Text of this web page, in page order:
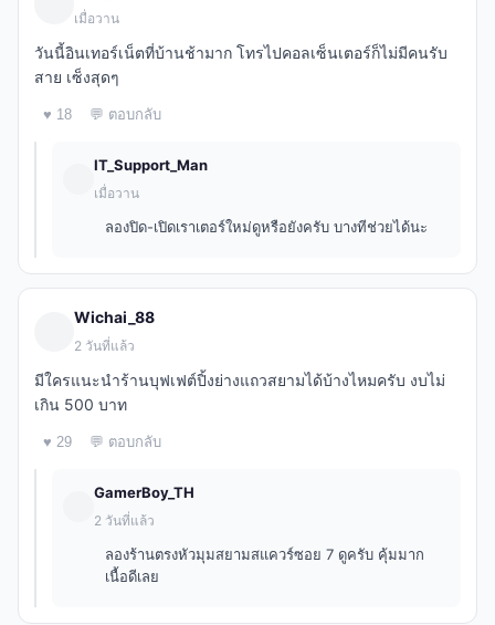
เมื่อวาน
วันนี้อินเทอร์เน็ตที่บ้านช้ามาก โทรไปคอลเซ็นเตอร์ก็ไม่มีคนรับ
สาย เซ็งสุดๆ
♥ 18 💬 ตอบกลับ
IT_Support_Man
เมื่อวาน
ลองปิด-เปิดเราเตอร์ใหม่ดูหรือยังครับ บางทีช่วยได้นะ
Wichai_88
2 วันที่แล้ว
มีใครแนะนำร้านบุฟเฟต์ปิ้งย่างแถวสยามได้บ้างไหมครับ งบไม่
เกิน 500 บาท
♥ 29 💬 ตอบกลับ
GamerBoy_TH
2 วันที่แล้ว
ลองร้านตรงหัวมุมสยามสแควร์ซอย 7 ดูครับ คุ้มมาก
เนื้อดีเลย